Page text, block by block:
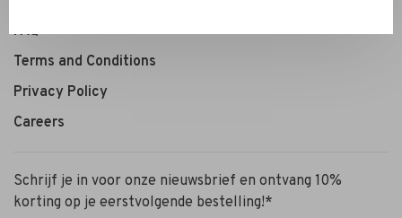
FAQ
Terms and Conditions
Privacy Policy
Careers
Schrijf je in voor onze nieuwsbrief en ontvang 10%
korting op je eerstvolgende bestelling!*